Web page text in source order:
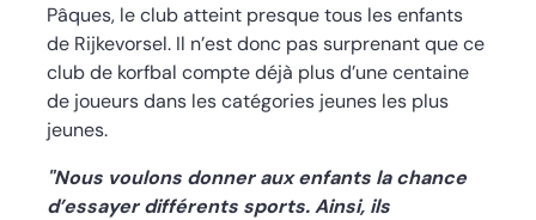
Pâques, le club atteint presque tous les enfants
de Rijkevorsel. Il n’est donc pas surprenant que ce
club de korfbal compte déjà plus d’une centaine
de joueurs dans les catégories jeunes les plus
jeunes.
"Nous voulons donner aux enfants la chance
d’essayer différents sports. Ainsi, ils